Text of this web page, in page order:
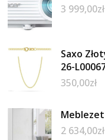
3 999,00zł
Saxo
26-
350,00zł
Meblezet
2 634,00zł